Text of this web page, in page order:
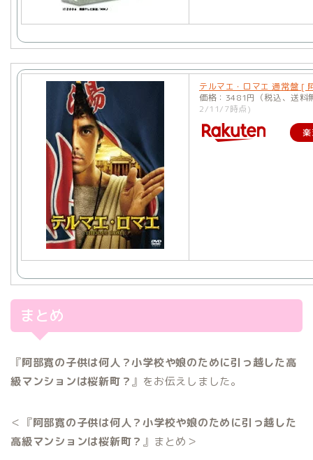
テルマエ・ロマエ 通常盤 [
価格：3481円（税込、送
2/11/7時点)
まとめ
『阿部寛の子供は何人？小学校や娘のために引っ越した高
級マンションは桜新町？』をお伝えしました。
＜『阿部寛の子供は何人？小学校や娘のために引っ越した
高級マンションは桜新町？ 』まとめ＞